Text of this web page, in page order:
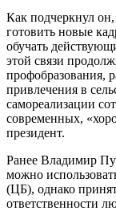
Как подчеркнул
готовить новые
обучать
этой связи
профобразования,
привлечения в
самореализации
современных,
президент.
Ранее Владимир
можно
(ЦБ), однако
ответственности